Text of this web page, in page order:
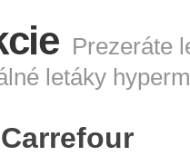
Prezeráte
letáky